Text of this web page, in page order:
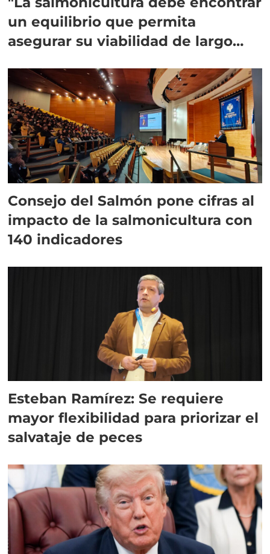
un equilibrio que permita
asegurar su viabilidad de largo
Consejo del Salmón pone cifras al
impacto de la salmonicultura con
140 indicadores
Esteban Ramírez: Se requiere
mayor flexibilidad para priorizar el
salvataje de peces